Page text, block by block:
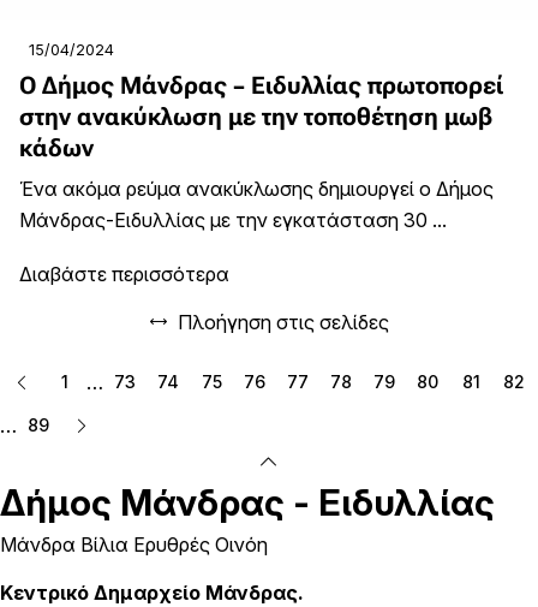
15/04/2024
Ο Δήμος Μάνδρας – Ειδυλλίας πρωτοπορεί
στην ανακύκλωση με την τοποθέτηση μωβ
κάδων
Ένα ακόμα ρεύμα ανακύκλωσης δημιουργεί ο Δήμος
Μάνδρας-Ειδυλλίας με την εγκατάσταση 30 ...
Διαβάστε περισσότερα
Πλοήγηση στις σελίδες
1 … 73 74 75 76 77 78 79 80 81 82
… 89
Δήμος Μάνδρας - Ειδυλλίας
Μάνδρα Βίλια Ερυθρές Οινόη
Κεντρικό Δημαρχείο Μάνδρας.